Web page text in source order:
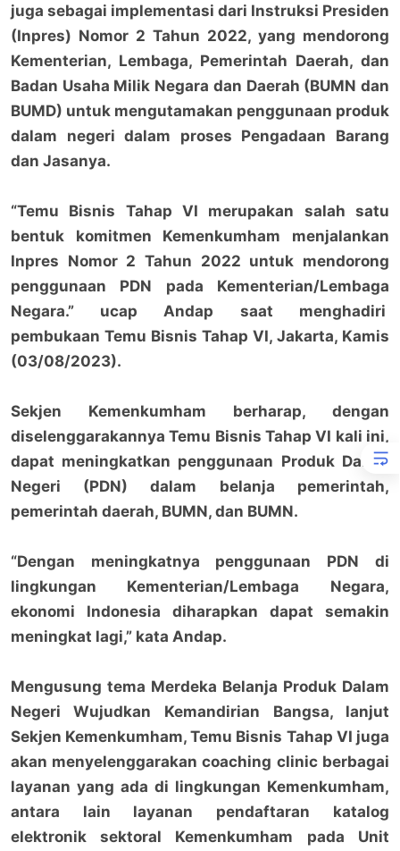
juga sebagai implementasi dari Instruksi Presiden
(Inpres) Nomor 2 Tahun 2022, yang mendorong
Kementerian, Lembaga, Pemerintah Daerah, dan
Badan Usaha Milik Negara dan Daerah (BUMN dan
BUMD) untuk mengutamakan penggunaan produk
dalam negeri dalam proses Pengadaan Barang
dan Jasanya.
“Temu Bisnis Tahap VI merupakan salah satu
bentuk komitmen Kemenkumham menjalankan
Inpres Nomor 2 Tahun 2022 untuk mendorong
penggunaan PDN pada Kementerian/Lembaga
Negara.” ucap Andap saat menghadiri
pembukaan Temu Bisnis Tahap VI, Jakarta, Kamis
(03/08/2023).
Sekjen Kemenkumham berharap, dengan
diselenggarakannya Temu Bisnis Tahap VI kali ini,
dapat meningkatkan penggunaan Produk Dalam
Negeri (PDN) dalam belanja pemerintah,
pemerintah daerah, BUMN, dan BUMN.
“Dengan meningkatnya penggunaan PDN di
lingkungan Kementerian/Lembaga Negara,
ekonomi Indonesia diharapkan dapat semakin
meningkat lagi,” kata Andap.
Mengusung tema Merdeka Belanja Produk Dalam
Negeri Wujudkan Kemandirian Bangsa, lanjut
Sekjen Kemenkumham, Temu Bisnis Tahap VI juga
akan menyelenggarakan coaching clinic berbagai
layanan yang ada di lingkungan Kemenkumham,
antara lain layanan pendaftaran katalog
elektronik sektoral Kemenkumham pada Unit